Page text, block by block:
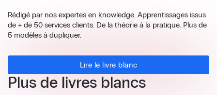
Rédigé par nos expertes en knowledge. Apprentissages issus
de + de 50 services clients. De la théorie à la pratique. Plus de
5 modèles à dupliquer.
Lire le livre blanc
Plus de livres blancs